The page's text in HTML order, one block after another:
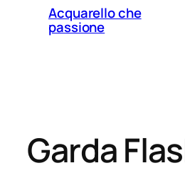
Acquarello che
passione
Garda